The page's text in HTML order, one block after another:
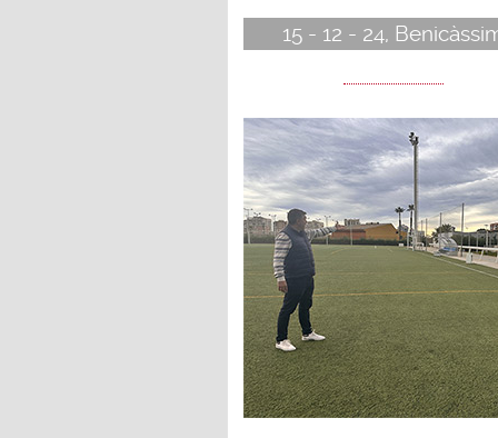
15 - 12 - 24,